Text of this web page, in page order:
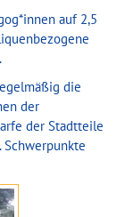
auf 2,5
die
der
der Stadtteile